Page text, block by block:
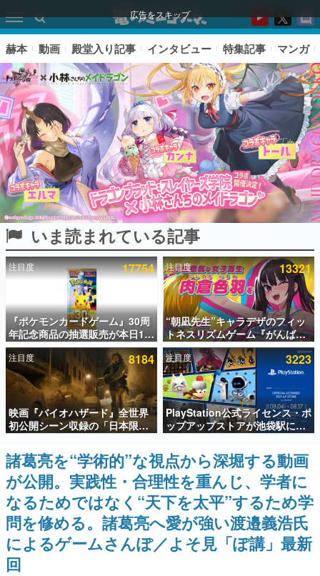
広告をスキップ
ピックアップ
電ファミのいま読まれている記事ランキング
アプリセール情報
インタビュー
連載・特集一覧
殿堂入り記事
SNS拡散数が数千以上！ ページビュー数万以上！ などな
ど。多くの人々に読まれた、電ファミ渾身の“殿堂入り”記
事をまとめました。
ゲームの企画書
名作ゲームクリエイターの方々に製作時のエピソードをお
聞きし、ヒットする企画（ゲーム）とは何か？を探ってい
きます。
赫本
この物語を解いてはいけない。『赫本』は、〈試験問題〉
の形をした短編ホラー小説集です。
赫本 動画 殿堂入り記事 インタビュー 特集記事 マンガ
いま読まれている記事
注目度 17754
『ポケモンカードゲーム』30周
年記念商品の抽選販売が本日12
時より開始。拡張パック「30th
CELEBRATION」のボックス
に、「プレミアムデッキセット
エーフィ・ブラッキー」
「FUTURISTIC BOX」の計3商
品
注目度 13321
“朝凪先生”キャラデザのフィッ
トネスリズムゲーム『がんば
れ！チアリズム』Steamストア
ページが公開。キャラクターの
CVは陽向葵ゅかさん
注目度 8184
映画『バイオハザード』全世界
初公開シーン収録の「日本限
定」予告映像が解禁。バイオの
日（8月10日）にあわせて、
「ラクーンシティ総合病院」へ
行く配達人の姿が披露
注目度 3223
PlayStation公式ライセンス・ポ
ップアップストアが池袋駅にて
期間限定で開催。夏のアパレル
や『ブラッドボーン』の新作ア
イテムが登場
諸葛亮を“学術的”な視点から深堀する動画
が公開。実践性・合理性を重んじ、学者に
なるためではなく“天下を太平”するため学
問を修める。諸葛亮へ愛が強い渡邉義浩氏
によるゲームさんぽ／よそ見「ぽ講」最新
回